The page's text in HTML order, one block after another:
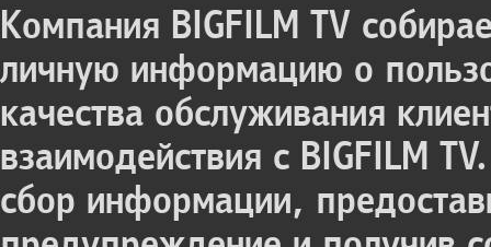
Компания BIGFILM TV
личную информацию о
качества обслуживания
взаимодействия с BIGFILM
сбор информации,